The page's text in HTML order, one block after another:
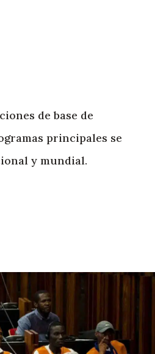
de base de
principales se
y mundial.